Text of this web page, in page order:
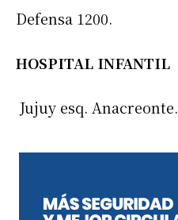
Defensa 1200.
HOSPITAL INFANTIL
Jujuy esq. Anacreonte.